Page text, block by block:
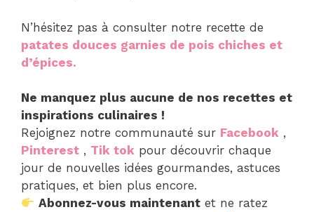
N’hésitez pas à consulter notre recette de
patates douces garnies de pois chiches et
d’épices.
Ne manquez plus aucune de nos recettes et
inspirations culinaires !
Rejoignez notre communauté sur Facebook ,
Pinterest , Tik tok pour découvrir chaque
jour de nouvelles idées gourmandes, astuces
pratiques, et bien plus encore.
Abonnez-vous maintenant et ne ratez